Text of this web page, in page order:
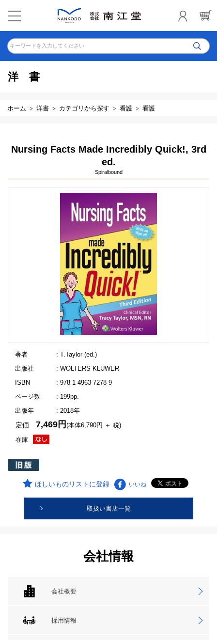
キーワードを入力してください
洋書
ホーム 洋書 カテゴリから探す 看護 看護
Nursing Facts Made Incredibly Quick!, 3rd
ed.
Spiralbound
著者
: T.Taylor (ed.)
出版社
: WOLTERS KLUWER
ISBN
: 978-1-4963-7278-9
ページ数
: 199pp.
出版年
: 2018年
在庫
定価7,469円(本体6,790円 ＋ 税)
ほしいものリストに登録 いいね
取扱い書店一覧
会社情報
会社概要
採用情報